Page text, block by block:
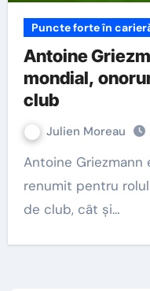
Puncte forte în
Antoine
mondial,
club
Julien Moreau
Antoine Griezmann este un fotbalist celebru,
renumit pentru
de club, cât și…